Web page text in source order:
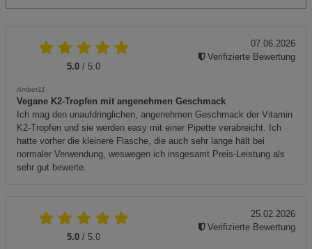
5.0 / 5.0
Amber11
Vegane K2-Tropfen mit angenehmen Geschmack
Ich mag den unaufdringlichen, angenehmen Geschmack der Vitamin
K2-Tropfen und sie werden easy mit einer Pipette verabreicht. Ich
hatte vorher die kleinere Flasche, die auch sehr lange hält bei
normaler Verwendung, weswegen ich insgesamt Preis-Leistung als
sehr gut bewerte.
07.06.2026
Verifizierte Bewertung
5.0 / 5.0
25.02.2026
Verifizierte Bewertung